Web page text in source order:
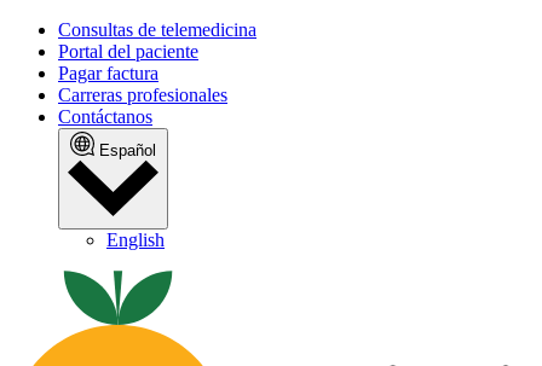
Consultas de telemedicina
Portal del paciente
Pagar factura
Carreras profesionales
Contáctanos
Español
English